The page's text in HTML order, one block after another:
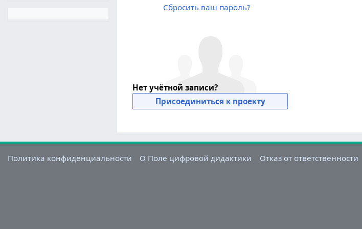
Сбросить ваш пароль?
Нет учётной записи?
Присоединиться к проекту
Политика конфиденциальности О Поле цифровой дидактики Отказ от ответственности